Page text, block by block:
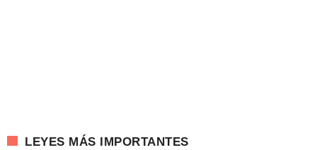
LEYES MÁS IMPORTANTES